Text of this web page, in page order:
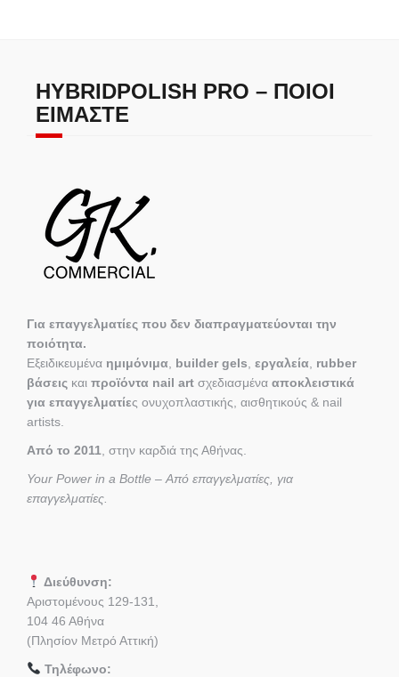
HYBRIDPOLISH PRO – ΠΟΙΟΙ
ΕΊΜΑΣΤΕ
Για επαγγελματίες που δεν διαπραγματεύονται την
ποιότητα.
Εξειδικευμένα ημιμόνιμα builder gels εργαλεία rubber
βάσεις και προϊόντα nail art σχεδιασμένα αποκλειστικά
για επαγγελματίες ονυχοπλαστικής, αισθητικούς & nail
artists.
Από το 2011 , στην καρδιά της Αθήνας.
Your Power in a Bottle – Από επαγγελματίες, για
επαγγελματίες.
Διεύθυνση:
Αριστομένους 129-131,
104 46 Αθήνα
(Πλησίον Μετρό Αττική)
Τηλέφωνο: